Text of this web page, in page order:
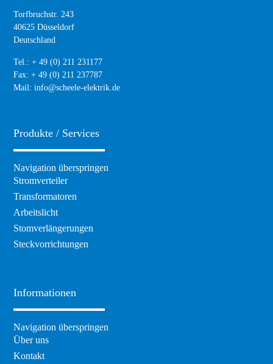
Torfbruchstr. 243
40625 Düsseldorf
Deutschland
Tel.: + 49 (0) 211 231177
Fax: + 49 (0) 211 237787
Mail:info@scheele-elektrik.de
Produkte / Services
Navigation überspringen
Stromverteiler
Transformatoren
Arbeitslicht
Stomverlängerungen
Steckvorrichtungen
Informationen
Navigation überspringen
Über uns
Kontakt